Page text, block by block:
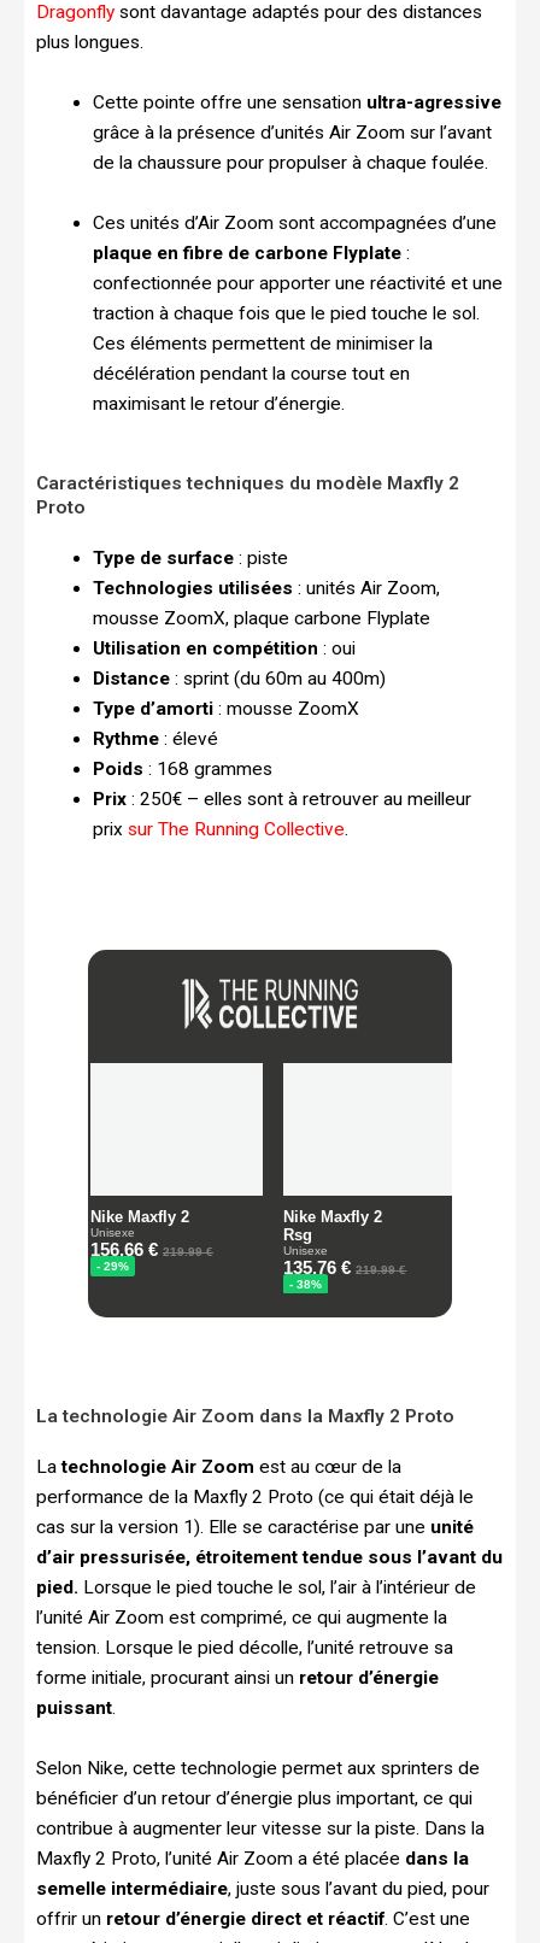
Dragonfly sont davantage adaptés pour des distances
plus longues.
Cette pointe offre une sensation ultra-agressive
grâce à la présence d’unités Air Zoom sur l’avant
de la chaussure pour propulser à chaque foulée.
Ces unités d’Air Zoom sont accompagnées d’une
plaque en fibre de carbone Flyplate:
confectionnée pour apporter une réactivité et une
traction à chaque fois que le pied touche le sol.
Ces éléments permettent de minimiser la
décélération pendant la course tout en
maximisant le retour d’énergie.
Caractéristiques techniques du modèle Maxfly 2
Proto
Type de surface: piste
Technologies utilisées : unités Air Zoom,
mousse ZoomX, plaque carbone Flyplate
Utilisation en compétition : oui
Distance: sprint (du 60m au 400m)
Type d’amorti : mousse ZoomX
Rythme: élevé
Poids : 168 grammes
Prix : 250€ – elles sont à retrouver au meilleur
prix sur The Running Collective.
La technologie Air Zoom dans la Maxfly 2 Proto
Latechnologie Air Zoom est au cœur de la
performance de la Maxfly 2 Proto (ce qui était déjà le
cas sur la version 1). Elle se caractérise par une unité
d’air pressurisée, étroitement tendue sous l’avant du
pied. Lorsque le pied touche le sol, l’air à l’intérieur de
l’unité Air Zoom est comprimé, ce qui augmente la
tension. Lorsque le pied décolle, l’unité retrouve sa
forme initiale, procurant ainsi un retour d’énergie
puissant.
Selon Nike, cette technologie permet aux sprinters de
bénéficier d’un retour d’énergie plus important, ce qui
contribue à augmenter leur vitesse sur la piste. Dans la
Maxfly 2 Proto, l’unité Air Zoom a été placée dans la
semelle intermédiaire, juste sous l’avant du pied, pour
offrir un retour d’énergie direct et réactif. C’est une